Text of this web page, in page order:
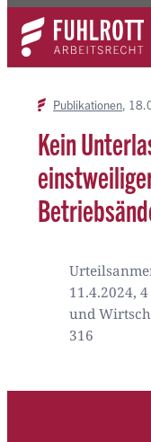
Zum
Inhalt
springen
Kontakt
Publikationen
Kein
11.4.2024,
und
316